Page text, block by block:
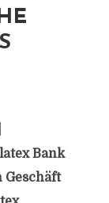
Bank
Geschäft